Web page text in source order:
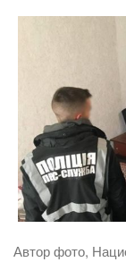
Автор фото,